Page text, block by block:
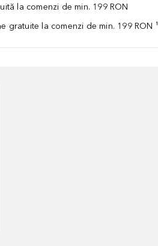
la comenzi de min. 199 RON
gratuite la comenzi de min. 199 RON ¹